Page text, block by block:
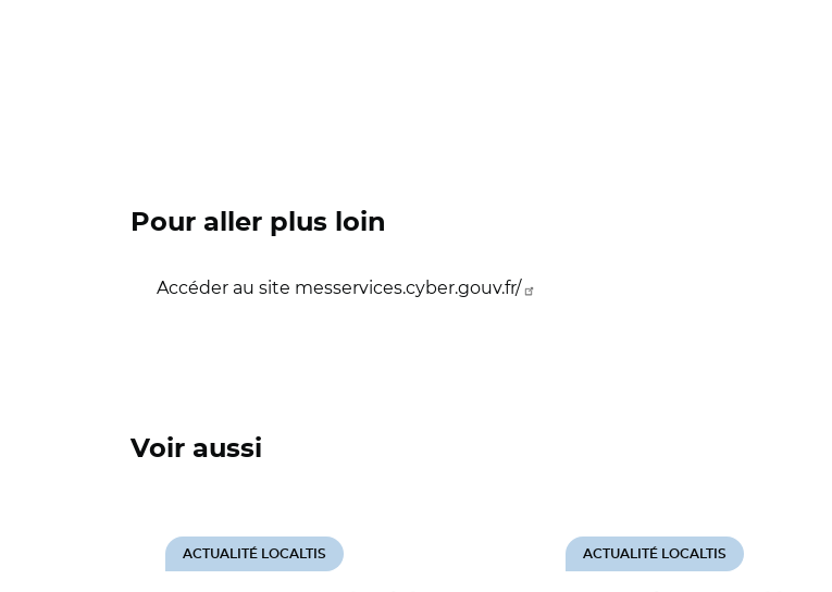
Pour aller plus loin
Accéder au site messervices.cyber.gouv.fr/
Voir aussi
ACTUALITÉ LOCALTIS ACTUALITÉ LOCALTIS